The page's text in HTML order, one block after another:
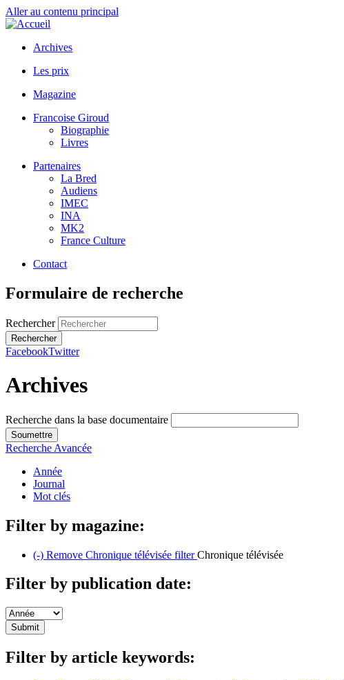
Aller au contenu principal
Archives
Les prix
Magazine
Francoise Giroud
Biographie
Livres
Partenaires
La Bred
Audiens
IMEC
INA
MK2
France Culture
Contact
Formulaire de recherche
Rechercher
FacebookTwitter
Archives
Recherche dans la base documentaire
Recherche Avancée
Année
Journal
Mot clés
Filter by magazine:
(-) Remove Chronique télévisée filterChronique télévisée
Filter by publication date:
Filter by article keywords: